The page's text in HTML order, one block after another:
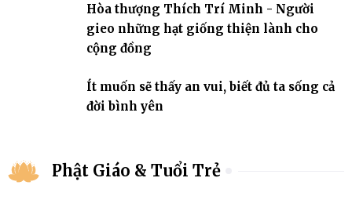
Hòa thượng Thích Trí Minh - Người
gieo những hạt giống thiện lành cho
cộng đồng
Ít muốn sẽ thấy an vui, biết đủ ta sống cả
đời bình yên
Phật Giáo & Tuổi Trẻ